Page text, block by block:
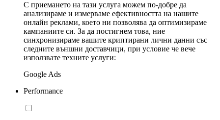
С приемането на тази услуга можем по-добре да
анализираме и измерваме ефективността на нашите
онлайн реклами, което ни позволява да оптимизираме
кампаниите си. За да постигнем това, ние
синхронизираме вашите криптирани лични данни със
следните външни доставчици, при условие че вече
използвате техните услуги:
Google Ads
Performance